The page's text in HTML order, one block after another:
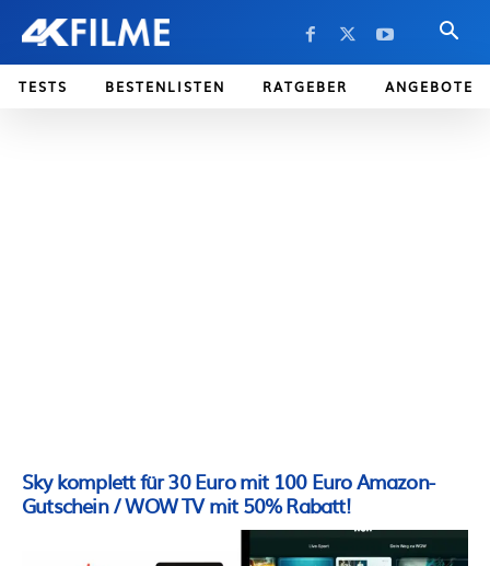
TESTS BESTENLISTEN RATGEBER ANGEBOTE
Sky komplett für 30 Euro mit 100 Euro Amazon-
Gutschein / WOW TV mit 50% Rabatt!